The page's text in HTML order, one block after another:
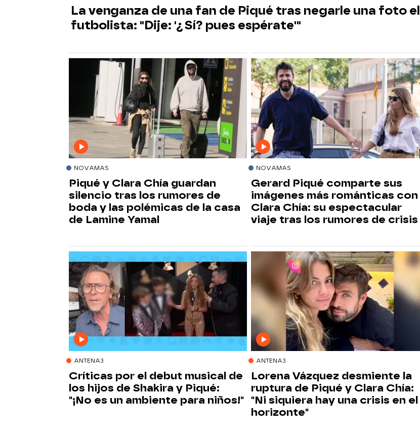
La venganza de una fan de Piqué tras negarle una foto el
futbolista: "Dije: '¿Sí? pues espérate'"
NOVAMAS
Piqué y Clara Chía guardan
silencio tras los rumores de
boda y las polémicas de la casa
de Lamine Yamal
NOVAMAS
Gerard Piqué comparte sus
imágenes más románticas con
Clara Chía: su espectacular
viaje tras los rumores de crisis
ANTENA3
Críticas por el debut musical de
los hijos de Shakira y Piqué:
"¡No es un ambiente para niños!"
ANTENA3
Lorena Vázquez desmiente la
ruptura de Piqué y Clara Chía:
"Ni siquiera hay una crisis en el
horizonte"